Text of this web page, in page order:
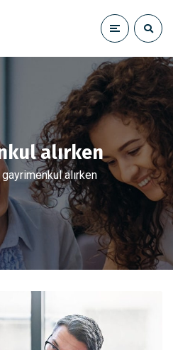
alırken
gayrimenkul alırken